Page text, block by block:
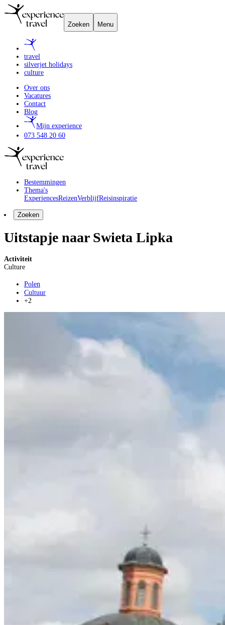
Zoeken Menu
travel
silverjet holidays
culture
Over ons
Vacatures
Contact
Blog
Mijn experience
073 548 20 60
Bestemmingen
Thema's
ExperiencesReizenVerblijfReisinspiratie
Zoeken
Uitstapje naar Swieta Lipka
Activiteit
Culture
Polen
Cultuur
+2